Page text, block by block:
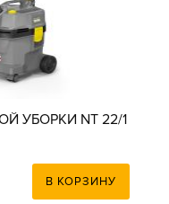
УБОРКИ NT 22/1
В КОРЗИНУ